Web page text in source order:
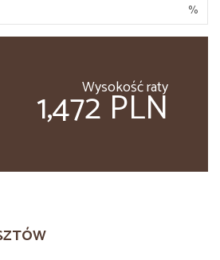
%
Wysokość raty
1,472 PLN